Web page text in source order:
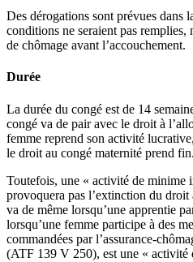
Des dérogations sont prévues dans
conditions ne seraient pas remplies,
de chômage avant l’accouchement.
Durée
La durée du congé est de 14
congé va de pair avec le droit à
femme reprend son activité
le droit au congé maternité prend fin.
Toutefois, une « activité de minime
provoquera pas l’extinction du
va de même lorsqu’une apprentie
lorsqu’une femme participe à des
commandées par l’assurance-
(ATF 139 V 250), est une « activité